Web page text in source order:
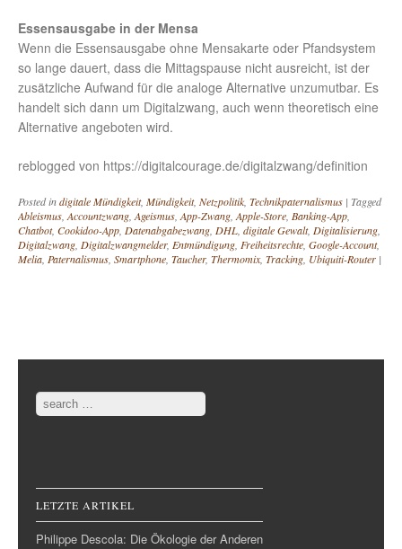
Essensausgabe in der Mensa
Wenn die Essensausgabe ohne Mensakarte oder Pfandsystem
so lange dauert, dass die Mittagspause nicht ausreicht, ist der
zusätzliche Aufwand für die analoge Alternative unzumutbar. Es
handelt sich dann um Digitalzwang, auch wenn theoretisch eine
Alternative angeboten wird.
reblogged von https://digitalcourage.de/digitalzwang/definition
Posted indigitale Mündigkeit, Mündigkeit, Netzpolitik, Technikpaternalismus | Tagged
Ableismus,Accountzwang,Ageismus,App-Zwang,Apple-Store, Banking-App,
Chatbot, Cookidoo-App, Datenabgabezwang, DHL, digitale Gewalt, Digitalisierung,
Digitalzwang, Digitalzwangmelder, Entmündigung, Freiheitsrechte, Google-Account,
Melia, Paternalismus, Smartphone, Taucher, Thermomix, Tracking, Ubiquiti-Router |
Post navigation
Search
LETZTE ARTIKEL
Philippe Descola: Die Ökologie der Anderen